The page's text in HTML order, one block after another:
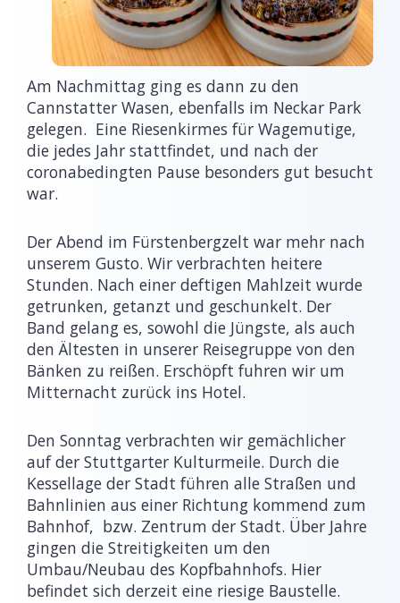
Am Nachmittag ging es dann zu den
Cannstatter Wasen, ebenfalls im Neckar Park
gelegen. Eine Riesenkirmes für Wagemutige,
die jedes Jahr stattfindet, und nach der
coronabedingten Pause besonders gut besucht
war.
Der Abend im Fürstenbergzelt war mehr nach
unserem Gusto. Wir verbrachten heitere
Stunden. Nach einer deftigen Mahlzeit wurde
getrunken, getanzt und geschunkelt. Der
Band gelang es, sowohl die Jüngste, als auch
den Ältesten in unserer Reisegruppe von den
Bänken zu reißen. Erschöpft fuhren wir um
Mitternacht zurück ins Hotel.
Den Sonntag verbrachten wir gemächlicher
auf der Stuttgarter Kulturmeile. Durch die
Kessellage der Stadt führen alle Straßen und
Bahnlinien aus einer Richtung kommend zum
Bahnhof, bzw. Zentrum der Stadt. Über Jahre
gingen die Streitigkeiten um den
Umbau/Neubau des Kopfbahnhofs. Hier
befindet sich derzeit eine riesige Baustelle.